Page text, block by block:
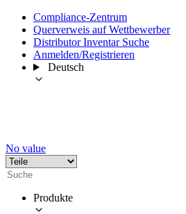
Compliance-Zentrum
Querverweis auf Wettbewerber
Distributor Inventar Suche
Anmelden/Registrieren
Deutsch
No value
Produkte